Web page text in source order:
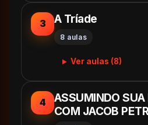
3 A Tríade
8 aulas
Ver aulas (8)
4
ASSUMINDO SUA
COM JACOB